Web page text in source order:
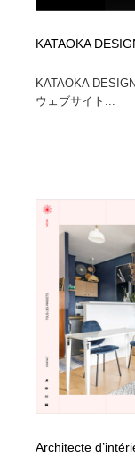
KATAOKA
KATAOKA
ウェブサイト...
Architecte